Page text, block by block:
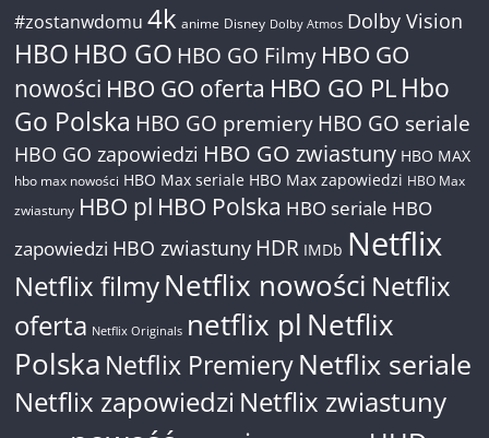
#zostanwdomu 4k anime Disney Dolby Atmos Dolby Vision
HBO HBO GO HBO GO Filmy HBO GO
nowości HBO GO oferta HBO GO PL Hbo
Go Polska HBO GO premiery HBO GO seriale
HBO GO zapowiedzi HBO GO zwiastuny HBO MAX
hbo max nowości HBO Max seriale HBO Max zapowiedzi HBO Max
zwiastuny HBO pl HBO Polska HBO seriale HBO
zapowiedzi HBO zwiastuny HDR IMDb Netflix
Netflix filmyNetflix nowości Netflix
oferta Netflix Originals netflix pl Netflix
Polska Netflix PremieryNetflix seriale
Netflix zapowiedzi Netflix zwiastuny